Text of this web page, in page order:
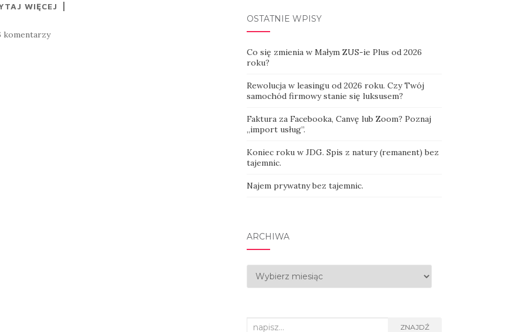
WIĘCEJ
komentarzy
OSTATNIE WPISY
Co się zmienia w Małym ZUS-ie Plus od 2026
roku?
Rewolucja w leasingu od 2026 roku. Czy Twój
samochód firmowy stanie się luksusem?
Faktura za Facebooka, Canvę lub Zoom? Poznaj
„import usług”.
Koniec roku w JDG. Spis z natury (remanent) bez
tajemnic.
Najem prywatny bez tajemnic.
ARCHIWA
Archiwa
Search
ZNAJDŹ